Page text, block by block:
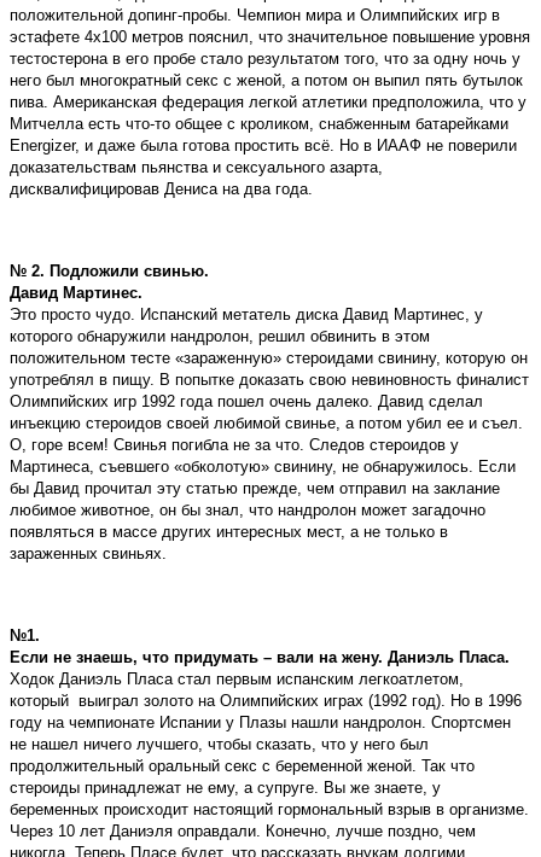
положительной допинг-пробы. Чемпион мира и Олимпийских игр в
эстафете 4х100 метров пояснил, что значительное повышение уровня
тестостерона в его пробе стало результатом того, что за одну ночь у
него был многократный секс с женой, а потом он выпил пять бутылок
пива. Американская федерация легкой атлетики предположила, что у
Митчелла есть что-то общее с кроликом, снабженным батарейками
Energizer, и даже была готова простить всё. Но в ИААФ не поверили
доказательствам пьянства и сексуального азарта,
дисквалифицировав Дениса на два года.
№ 2. Подложили свинью.
Давид Мартинес.
Это просто чудо. Испанский метатель диска Давид Мартинес, у
которого обнаружили нандролон, решил обвинить в этом
положительном тесте «зараженную» стероидами свинину, которую он
употреблял в пищу. В попытке доказать свою невиновность финалист
Олимпийских игр 1992 года пошел очень далеко. Давид сделал
инъекцию стероидов своей любимой свинье, а потом убил ее и съел.
О, горе всем! Свинья погибла не за что. Следов стероидов у
Мартинеса, съевшего «обколотую» свинину, не обнаружилось. Если
бы Давид прочитал эту статью прежде, чем отправил на заклание
любимое животное, он бы знал, что нандролон может загадочно
появляться в массе других интересных мест, а не только в
зараженных свиньях.
№1.
Если не знаешь, что придумать – вали на жену. Даниэль Пласа.
Ходок Даниэль Пласа стал первым испанским легкоатлетом,
который выиграл золото на Олимпийских играх (1992 год). Но в 1996
году на чемпионате Испании у Плазы нашли нандролон. Спортсмен
не нашел ничего лучшего, чтобы сказать, что у него был
продолжительный оральный секс с беременной женой. Так что
стероиды принадлежат не ему, а супруге. Вы же знаете, у
беременных происходит настоящий гормональный взрыв в организме.
Через 10 лет Даниэля оправдали. Конечно, лучше поздно, чем
никогда. Теперь Пласе будет, что рассказать внукам долгими